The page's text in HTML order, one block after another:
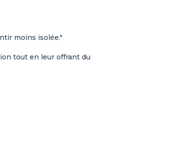
moins isolée."
tout en leur offrant du